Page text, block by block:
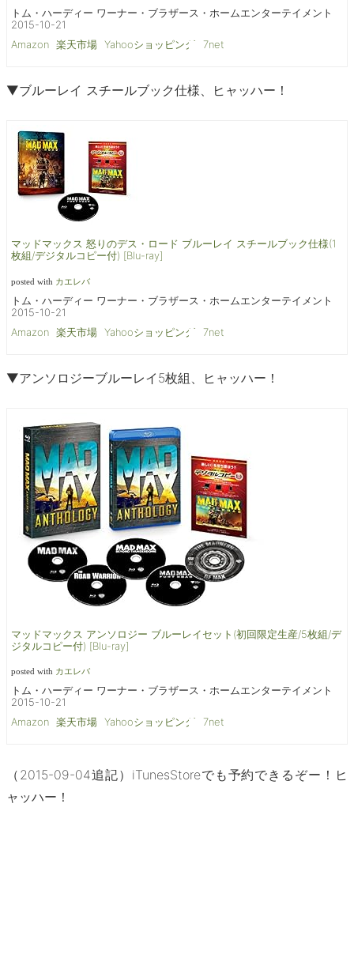
トム・ハーディー ワーナー・ブラザース・ホームエンターテイメント
2015-10-21
Amazon 楽天市場 Yahooショッピング 7net
▼ブルーレイ スチールブック仕様、ヒャッハー！
マッドマックス 怒りのデス・ロード ブルーレイ スチールブック仕様(1
枚組/デジタルコピー付) [Blu-ray]
posted with カエレバ
トム・ハーディー ワーナー・ブラザース・ホームエンターテイメント
2015-10-21
Amazon 楽天市場 Yahooショッピング 7net
▼アンソロジーブルーレイ5枚組、ヒャッハー！
マッドマックス アンソロジー ブルーレイセット(初回限定生産/5枚組/デ
ジタルコピー付) [Blu-ray]
posted with カエレバ
トム・ハーディー ワーナー・ブラザース・ホームエンターテイメント
2015-10-21
Amazon 楽天市場 Yahooショッピング 7net
（2015-09-04追記）iTunesStoreでも予約できるぞー！ヒ
ャッハー！